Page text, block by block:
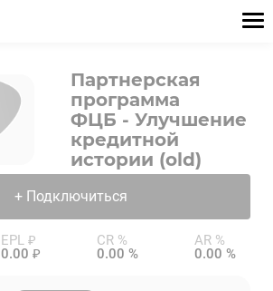
Партнерская
программа
ФЦБ - Улучшение
кредитной
истории (old)
+ Подключиться
EPL ₽
0.00 ₽
CR %
0.00 %
AR %
0.00 %